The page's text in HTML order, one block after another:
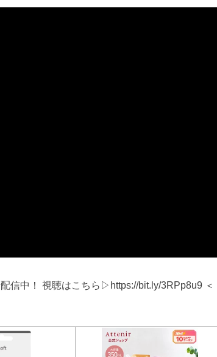
信中！ 視聴はこちら▷https://bit.ly/3RPp8u9 ＜